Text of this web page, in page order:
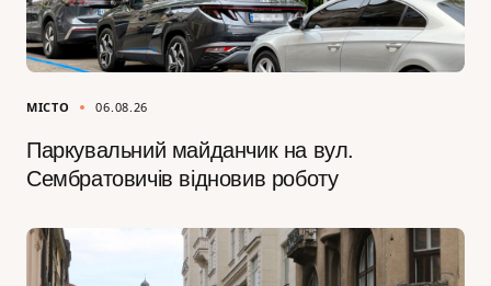
МІСТО 06.08.26
Паркувальний майданчик на вул.
Сембратовичів відновив роботу